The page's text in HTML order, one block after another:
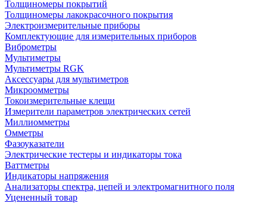
Толщиномеры покрытий
Толщиномеры лакокрасочного покрытия
Электроизмерительные приборы
Комплектующие для измерительных приборов
Виброметры
Мультиметры
Мультиметры RGK
Аксессуары для мультиметров
Микроомметры
Токоизмерительные клещи
Измерители параметров электрических сетей
Миллиомметры
Омметры
Фазоуказатели
Электрические тестеры и индикаторы тока
Ваттметры
Индикаторы напряжения
Анализаторы спектра, цепей и электромагнитного поля
Уцененный товар